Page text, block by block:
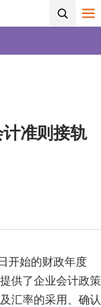
准则接轨
开始的财政年度
供了企业会计政策
汇率的采用、确认